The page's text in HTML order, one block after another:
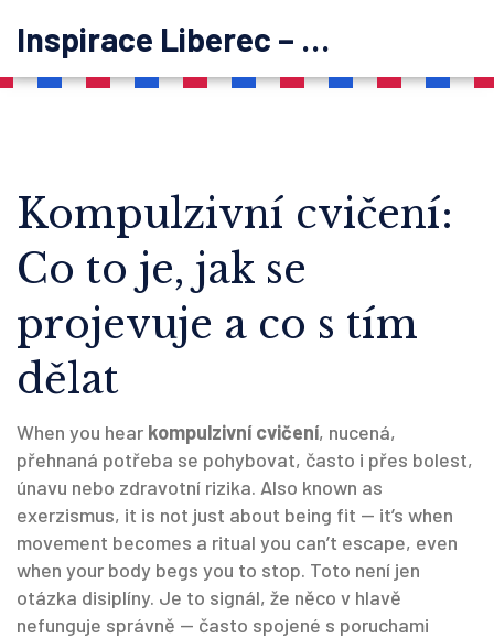
Inspirace Liberec – psychoterapie
Kompulzivní cvičení:
Co to je, jak se
projevuje a co s tím
dělat
When you hear kompulzivní cvičení, nucená,
přehnaná potřeba se pohybovat, často i přes bolest,
únavu nebo zdravotní rizika. Also known as
exerzismus, it is not just about being fit — it’s when
movement becomes a ritual you can’t escape, even
when your body begs you to stop. Toto není jen
otázka disiplíny. Je to signál, že něco v hlavě
nefunguje správně — často spojené s poruchami